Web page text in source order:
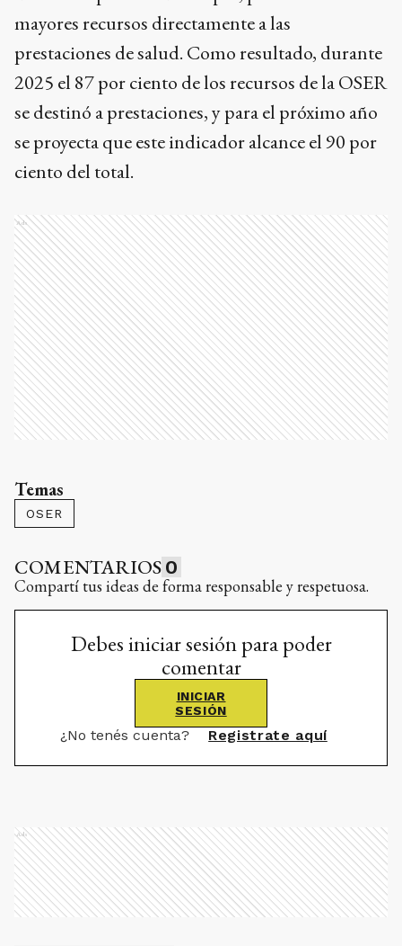
mayores recursos directamente a las
prestaciones de salud. Como resultado, durante
2025 el 87 por ciento de los recursos de la OSER
se destinó a prestaciones, y para el próximo año
se proyecta que este indicador alcance el 90 por
ciento del total.
Ads
Temas
OSER
COMENTARIOS 0
Compartí tus ideas de forma responsable y respetuosa.
Debes iniciar sesión para poder
comentar
INICIAR
SESIÓN
¿No tenés cuenta? Registrate aquí
Ads